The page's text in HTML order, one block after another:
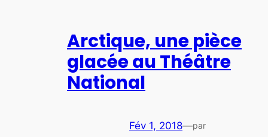
Arctique, une pièce
glacée au Théâtre
National
Fév 1, 2018—par